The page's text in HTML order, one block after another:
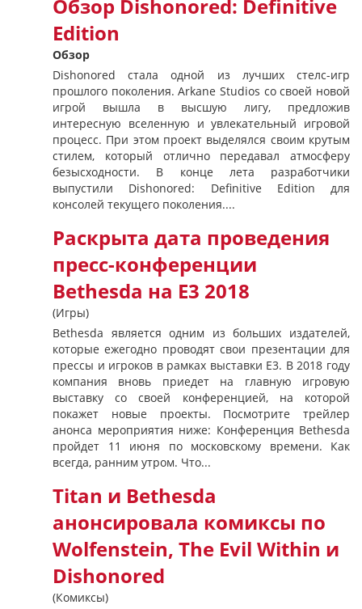
Обзор Dishonored: Definitive
Edition
Обзор
Dishonored стала одной из лучших стелс-игр
прошлого поколения. Arkane Studios со своей новой
игрой вышла в высшую лигу, предложив
интересную вселенную и увлекательный игровой
процесс. При этом проект выделялся своим крутым
стилем, который отлично передавал атмосферу
безысходности. В конце лета разработчики
выпустили Dishonored: Definitive Edition для
консолей текущего поколения....
Раскрыта дата проведения
пресс-конференции
Bethesda на E3 2018
(Игры)
Bethesda является одним из больших издателей,
которые ежегодно проводят свои презентации для
прессы и игроков в рамках выставки E3. В 2018 году
компания вновь приедет на главную игровую
выставку со своей конференцией, на которой
покажет новые проекты. Посмотрите трейлер
анонса мероприятия ниже: Конференция Bethesda
пройдет 11 июня по московскому времени. Как
всегда, ранним утром. Что...
Titan и Bethesda
анонсировала комиксы по
Wolfenstein, The Evil Within и
Dishonored
(Комиксы)